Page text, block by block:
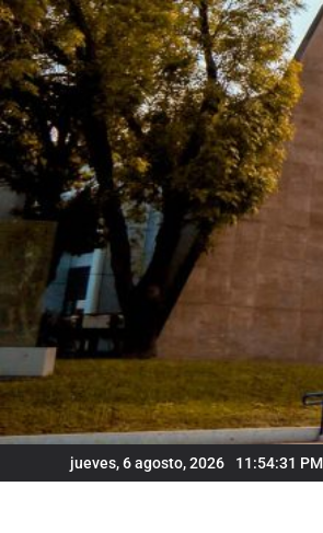
Skip
to
content
jueves, 6 agosto, 2026 11:54:32 PM